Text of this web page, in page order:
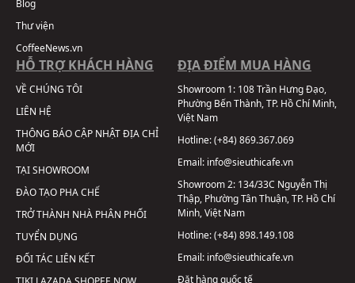
Blog
Thư viện
CoffeeNews.vn
HỖ TRỢ KHÁCH HÀNG
VỀ CHÚNG TÔI
LIÊN HỆ
THÔNG BÁO CẬP NHẬT ĐỊA CHỈ
MỚI
TẠI SHOWROOM
ĐÀO TẠO PHA CHẾ
TRỞ THÀNH NHÀ PHÂN PHỐI
TUYỂN DỤNG
ĐỐI TÁC LIÊN KẾT
ĐỊA ĐIỂM MUA HÀNG
Showroom 1: 108 Trần Hưng Đạo,
Phường Bến Thành, TP. Hồ Chí Minh,
Việt Nam
Hotline:(+84) 869.367.069
Email: info@sieuthicafe.vn
Showroom 2: 134/33C Nguyễn Thị
Thập, Phường Tân Thuận, TP. Hồ Chí
Minh, Việt Nam
Hotline:(+84) 898.149.108
Email: info@sieuthicafe.vn
Đặt hàng quốc tế